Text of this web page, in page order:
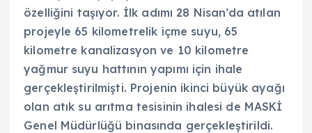
özelliğini taşıyor. İlk adımı 28 Nisan’da atılan
projeyle 65 kilometrelik içme suyu, 65
kilometre kanalizasyon ve 10 kilometre
yağmur suyu hattının yapımı için ihale
gerçekleştirilmişti. Projenin ikinci büyük ayağı
olan atık su arıtma tesisinin ihalesi de MASKİ
Genel Müdürlüğü binasında gerçekleştirildi.